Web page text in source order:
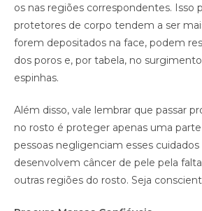
os nas regiões correspondentes. Isso
protetores de corpo tendem a ser
forem depositados na face, podem
dos poros e, por tabela, no
espinhas.
Além disso, vale lembrar que passar
no rosto é proteger apenas uma
pessoas negligenciam esses
desenvolvem câncer de pele pela
outras regiões do rosto. Seja